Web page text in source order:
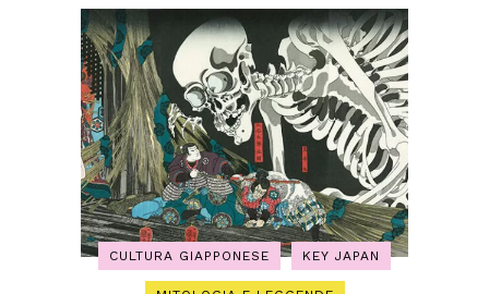
CULTURA GIAPPONESE KEY JAPAN